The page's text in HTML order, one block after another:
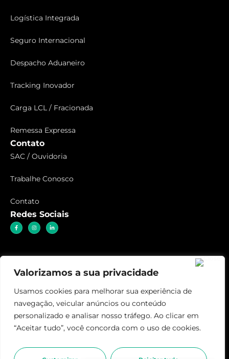
Valorizamos a sua privacidade
Usamos cookies para melhorar sua experiência de
navegação, veicular anúncios ou conteúdo
personalizado e analisar nosso tráfego. Ao clicar em
“Aceitar tudo”, você concorda com o uso de cookies.
Logística Integrada
Seguro Internacional
Despacho Aduaneiro
Tracking Inovador
Carga LCL / Fracionada
Remessa Expressa
Contato
SAC / Ouvidoria
Trabalhe Conosco
Contato
Redes Sociais